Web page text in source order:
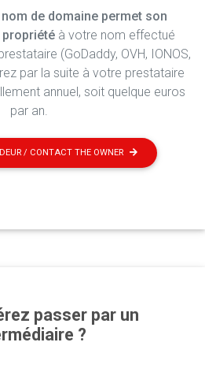
de domaine permet son
à votre nom effectué
(GoDaddy, OVH, IONOS,
par la suite à votre prestataire
annuel, soit quelque euros
par an.
/ CONTACT THE OWNER
passer par un
?